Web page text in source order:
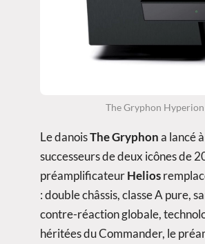
The Gryphon Hyperion
Le danoisThe Gryphona lancé
successeurs de deux icônes de
préamplificateurHelios
: double châssis, classe A pure,
contre-réaction globale,
héritées du Commander, le